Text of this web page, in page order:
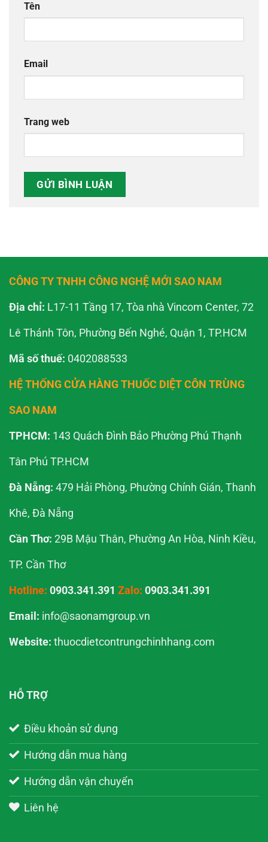
Tên
Email
Trang web
CÔNG TY TNHH CÔNG NGHỆ MỚI SAO NAM
Địa chỉ: L17-11 Tầng 17, Tòa nhà Vincom Center, 72
Lê Thánh Tôn, Phường Bến Nghé, Quận 1, TP.HCM
Mã số thuế: 0402088533
HỆ THỐNG CỬA HÀNG THUỐC DIỆT CÔN TRÙNG
SAO NAM
TPHCM: 143 Quách Đình Bảo Phường Phú Thạnh
Tân Phú TP.HCM
Đà Nẵng: 479 Hải Phòng, Phường Chính Gián, Thanh
Khê, Đà Nẵng
Cần Thơ: 29B Mậu Thân, Phường An Hòa, Ninh Kiều,
TP. Cần Thơ
Hotline: 0903.341.391 Zalo: 0903.341.391
Email: info@saonamgroup.vn
Website: thuocdietcontrungchinhhang.com
HỖ TRỢ
Điều khoản sử dụng
Hướng dẫn mua hàng
Hướng dẫn vận chuyển
Liên hệ